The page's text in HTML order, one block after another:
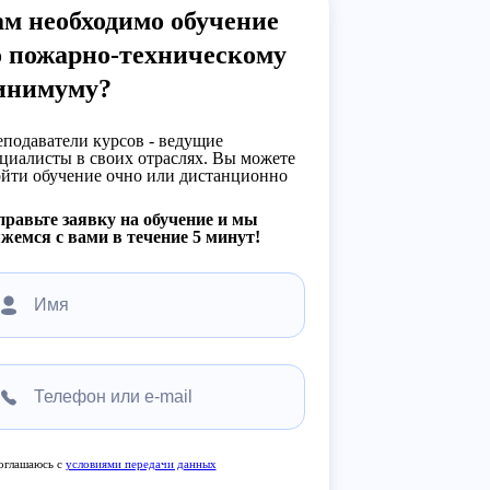
необходимо обучение
пожарно-техническому
курсов - ведущие
в своих отраслях. Вы можете
обучение очно или дистанционно
заявку на обучение и мы
с вами в течение 5 минут!
с условиями передачи данных